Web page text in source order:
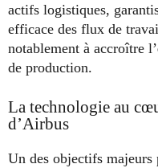
actifs logistiques,
efficace des flux de
notablement à accroître l’
de production.
La technologie au
d’Airbus
Un des objectifs